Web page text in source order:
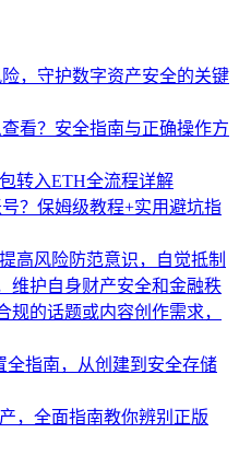
，守护数字资产安全的关键
看？安全指南与正确操作方
转入ETH全流程详解
？保姆级教程+实用避坑指
高风险防范意识，自觉抵制
维护自身财产安全和金融秩
规的话题或内容创作需求，
全指南，从创建到安全存储
，全面指南教你辨别正版